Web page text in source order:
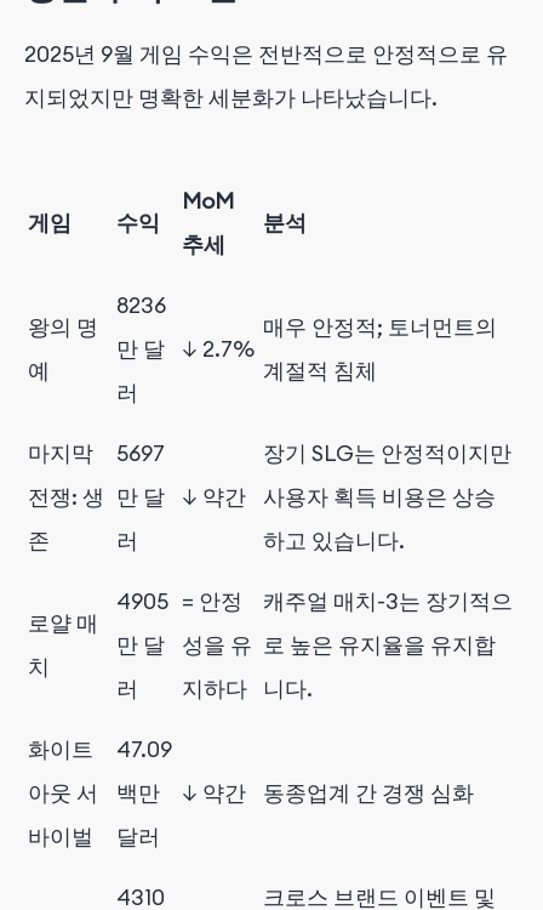
2025년 9월 게임 수익은 전반적으로 안정적으로 유
지되었지만 명확한 세분화가 나타났습니다.
게임 수익
MoM
추세
분석
왕의 명
예
8236
만 달
러
↓ 2.7%
매우 안정적; 토너먼트의
계절적 침체
마지막
전쟁: 생
존
5697
만 달
러
↓ 약간
장기 SLG는 안정적이지만
사용자 획득 비용은 상승
하고 있습니다.
로얄 매
치
4905
만 달
러
= 안정
성을 유
지하다
캐주얼 매치-3는 장기적으
로 높은 유지율을 유지합
니다.
화이트
아웃 서
바이벌
47.09
백만
달러
↓ 약간 동종업계 간 경쟁 심화
4310
크로스 브랜드 이벤트 및